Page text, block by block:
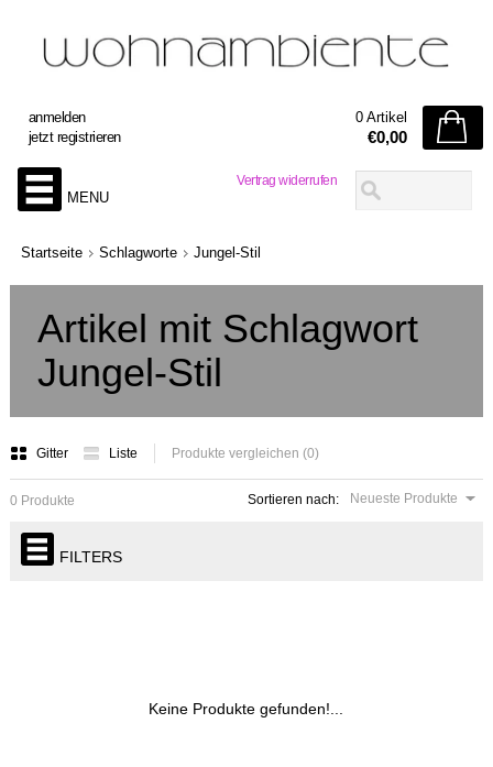
Vertrag widerrufen
anmelden
jetzt registrieren
0 Artikel
€0,00
MENU
Startseite Schlagworte Jungel-Stil
Artikel mit Schlagwort
Jungel-Stil
Gitter Liste Produkte vergleichen (0)
Sortieren nach: Neueste Produkte
0 Produkte
FILTERS
Keine Produkte gefunden!...